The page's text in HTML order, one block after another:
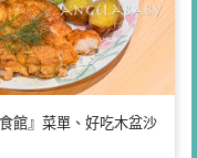
館』菜單、好吃木盆沙